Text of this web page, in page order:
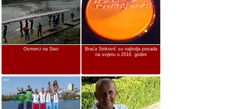
Osmerci na Savi
Braća Sinković su najbolja posada
na svijetu u 2016. godini